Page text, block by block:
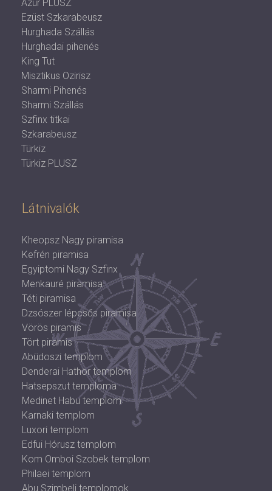
Azúr PLUSZ
Ezüst Szkarabeusz
Hurghada Szállás
Hurghadai pihenés
King Tut
Misztikus Ozirisz
Sharmi Pihenés
Sharmi Szállás
Szfinx titkai
Szkarabeusz
Türkiz
Türkiz PLUSZ
Látnivalók
Kheopsz Nagy piramisa
Kefrén piramisa
Egyiptomi Nagy Szfinx
Menkauré piramisa
Téti piramisa
Dzsószer lépcsős piramisa
Vörös piramis
Tört piramis
Abüdoszi templom
Denderai Hathor templom
Hatsepszut temploma
Medinet Habu templom
Karnaki templom
Luxori templom
Edfui Hórusz templom
Kom Omboi Szobek templom
Philaei templom
Abu Szimbeli templomok